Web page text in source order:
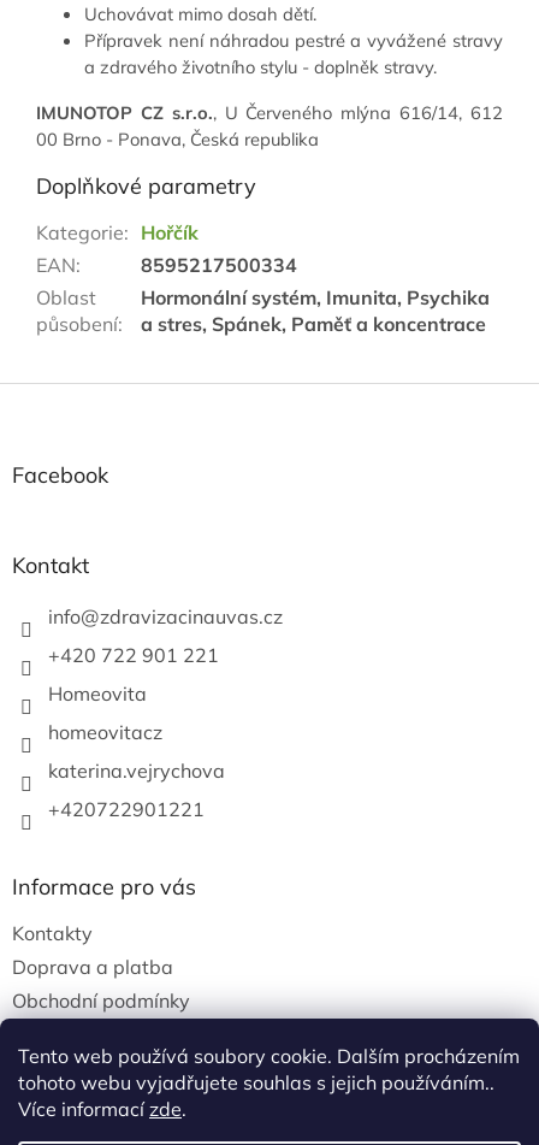
Tento web používá soubory cookie. Dalším procházením
tohoto webu vyjadřujete souhlas s jejich používáním..
Více informacízde.
Uchovávat mimo dosah dětí.
Přípravek není náhradou pestré a vyvážené stravy
a zdravého životního stylu - doplněk stravy.
IMUNOTOP CZ s.r.o., U Červeného mlýna 616/14, 612
00 Brno - Ponava, Česká republika
Doplňkové parametry
Kategorie: Hořčík
EAN:
8595217500334
Oblast
působení:
Hormonální systém, Imunita, Psychika
a stres, Spánek, Paměť a koncentrace
Z
Facebook
Kontakt
info@zdravizacinauvas.cz
+420 722 901 221
Homeovita
homeovitacz
katerina.vejrychova
+420722901221
Informace pro vás
Kontakty
Doprava a platba
Obchodní podmínky